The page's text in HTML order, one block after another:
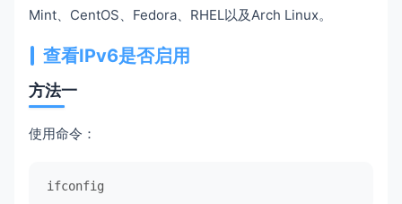
Mint、CentOS、Fedora、RHEL以及Arch Linux。
查看IPv6是否启用
方法一
使用命令：
ifconfig